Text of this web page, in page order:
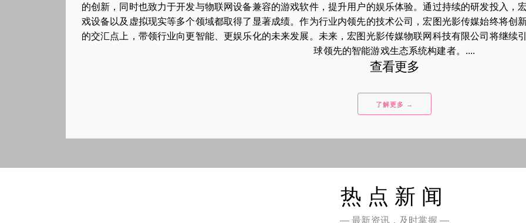
的创新，同时也致力于开发与物联网设备兼容的游戏软件，提升用户的娱乐体验。通过持续的研发投入，
戏设备以及虚拟现实等多个领域都取得了显著成绩。作为行业内领先的技术公司，宏图光影传媒始终将创
的交汇点上，带领行业向更智能、更娱乐化的未来发展。未来，宏图光影传媒物联网科技有限公司将继续
球领先的智能游戏生态系统构建者。....
查看更多
了解更多 →
热点新闻
— 最新资讯，及时掌握 —